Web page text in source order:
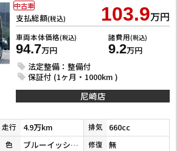
支払総額(税込) 103.9万円
車両本体価格(税込)
94.7万円
諸費用(税込)
9.2万円
法定整備：整備付
保証付 (1ヶ月・1000km )
中古車
尼崎店
走行 4.9万km 排気 660cc
色 ブルーイッシュブラックパール３ 修復 無